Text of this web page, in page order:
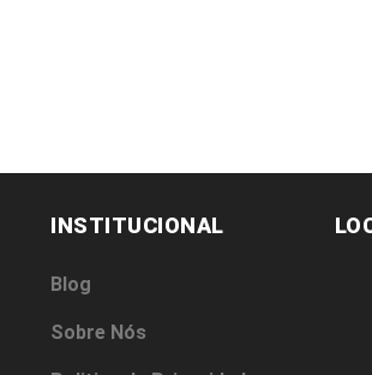
INSTITUCIONAL
Blog
Sobre Nós